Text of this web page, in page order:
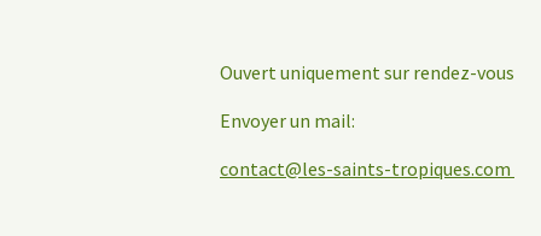
Ouvert uniquement sur rendez-vous
Envoyer un mail:
contact@les-saints-tropiques.com